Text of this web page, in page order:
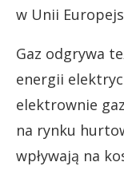
w Unii
Gaz odgrywa
energii
elektrownie
na rynku
wpływają na